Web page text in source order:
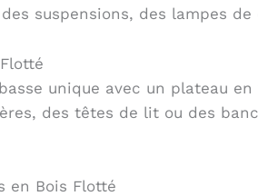
suspensions, des lampes
unique avec un plateau
des têtes de lit ou des
en Bois Flotté